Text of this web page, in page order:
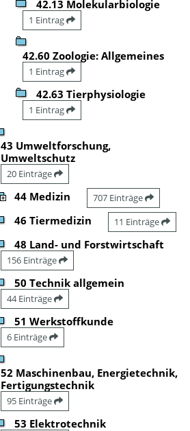
42.13 Molekularbiologie
1 Eintrag
42.60 Zoologie: Allgemeines
1 Eintrag
42.63 Tierphysiologie
1 Eintrag
43 Umweltforschung,
Umweltschutz
20 Einträge
44 Medizin 707 Einträge
46 Tiermedizin 11 Einträge
48 Land- und Forstwirtschaft
156 Einträge
50 Technik allgemein
44 Einträge
51 Werkstoffkunde
6 Einträge
52 Maschinenbau, Energietechnik,
Fertigungstechnik
95 Einträge
53 Elektrotechnik